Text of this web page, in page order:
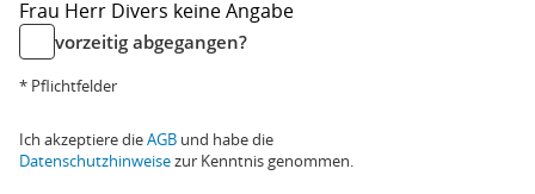
Frau Herr Divers keine Angabe
vorzeitig abgegangen?
* Pflichtfelder
Ich akzeptiere dieAGB und habe die
Datenschutzhinweisezur Kenntnis genommen.